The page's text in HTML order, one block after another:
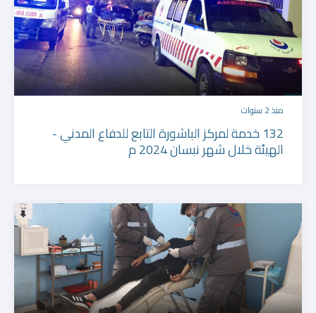
منذ 2 سنوات
132 خدمة لمركز الباشورة التابع للدفاع المدني -
الهيئة خلال شهر نبسان 2024 م